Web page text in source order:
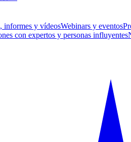
informes y vídeosWebinars y eventos
con expertos y personas influyentes